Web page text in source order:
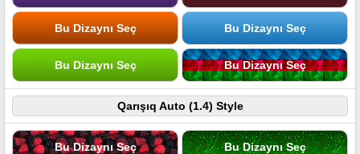
Bu Dizaynı Seç Bu Dizaynı Seç
Bu Dizaynı Seç Bu Dizaynı Seç
Qarışıq Auto (1.4) Style
Bu Dizaynı Seç Bu Dizaynı Seç